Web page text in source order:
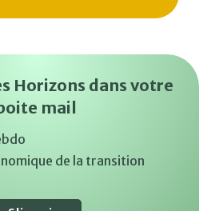
Horizons dans votre
mail
de la transition